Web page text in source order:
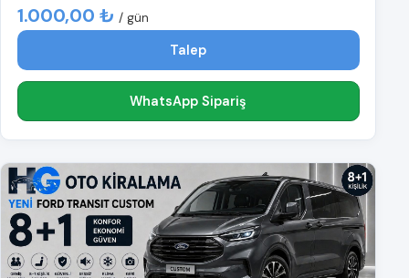
1.000,00 ₺ / gün
Talep
WhatsApp Sipariş